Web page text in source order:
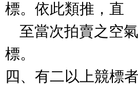
標。依此類推，直
標。
四、有二以上競標